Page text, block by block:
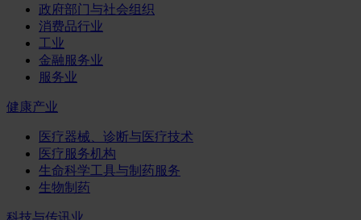
政府部门与社会组织
消费品行业
工业
金融服务业
服务业
健康产业
医疗器械、诊断与医疗技术
医疗服务机构
生命科学工具与制药服务
生物制药
科技与传讯业